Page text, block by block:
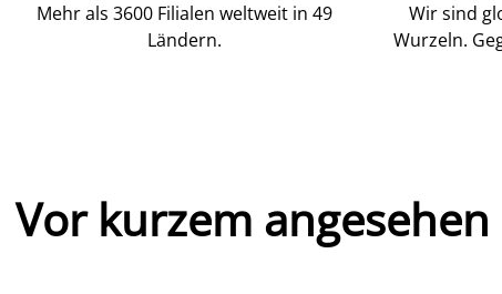
Mehr als 3600 Filialen weltweit in 49
Ländern.
Wir sind
Wurzeln.
Vor kurzem angesehen